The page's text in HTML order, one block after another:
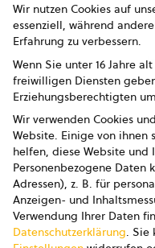
AGB
Wir nutzen Cookies auf
essenziell, während
Erfahrung zu verbessern.
Wenn Sie unter 16 Jahre
freiwilligen Diensten
Erziehungsberechtigten
Wir verwenden Cookies
Website. Einige von ihnen
helfen, diese Website und
Personenbezogene Daten
Adressen), z. B. für
Anzeigen- und
Verwendung Ihrer Daten
Datenschutzerklärung. Sie